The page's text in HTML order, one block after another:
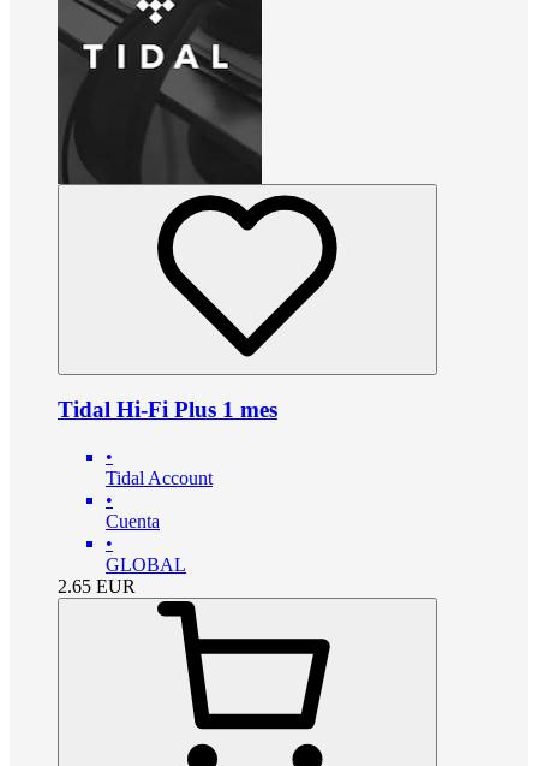
Tidal Hi-Fi Plus 1 mes
•
Tidal Account
•
Cuenta
•
GLOBAL
2.65 EUR